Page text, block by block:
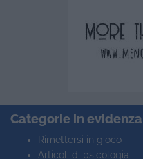
Categorie in evidenza
Rimettersi in gioco
Articoli di psicologia